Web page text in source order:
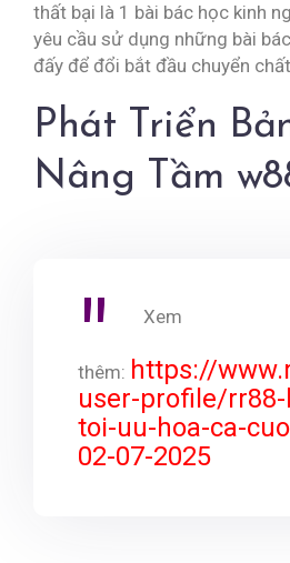
thất bại là 1 bài bác học kinh
yêu cầu sử dụng những bài
đấy để đổi bắt đầu chuyển
Phát Triển
Nâng Tầm
Xem
thêm: https://
user-profile/
toi-uu-hoa-ca-
02-07-2025